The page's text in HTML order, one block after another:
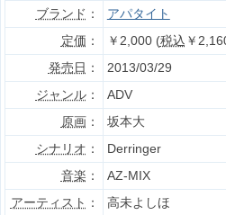
ブランド ：
アパタイト
定価 ： ￥2,000 (税込 ￥
発売日 ：
2013/03/29
ジャンル：
ADV
原画：
坂本大
シナリオ ：
Derringer
音楽 ：
AZ-MIX
アーティスト ：
高未よしほ